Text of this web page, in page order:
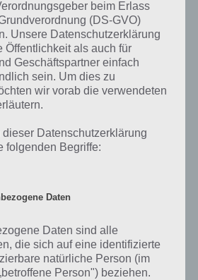
kannst
für den Stahlbarren
dann insgesamt vier Teile
Stahlbarren in Last Day On Earth
am Schmelzofen weiterverarbeiten)
/ Bauxit am Schmelzofen zum
am Lagerfeuer)
beim Erlass
(DS-GVO)
Unsere Datenschutzerklärung
Öffentlichkeit als auch für
Geschäftspartner einfach
sein. Um dies zu
wir vorab die verwendeten
Datenschutzerklärung
folgenden Begriffe:
Daten
Daten sind alle
die sich auf eine identifizierte
natürliche Person (im
Person") beziehen.